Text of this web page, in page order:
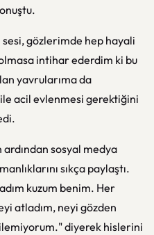
sesi, gözlerimde hep hayali
intihar ederdim ki bu
yavrularıma da
acil evlenmesi gerektiğini
ardından sosyal medya
sıkça paylaştı.
kuzum benim. Her
atladım, neyi gözden
diyerek hislerini